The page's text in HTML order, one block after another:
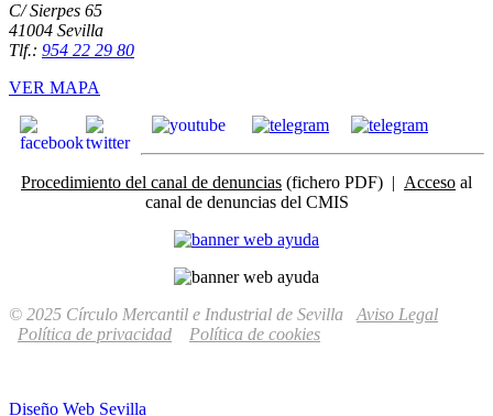
C/ Sierpes 65
41004 Sevilla
Tlf.: 954 22 29 80
VER MAPA
Procedimiento del canal de denuncias (fichero PDF) | Acceso al
canal de denuncias del CMIS
© 2025 Círculo Mercantil e Industrial de Sevilla Aviso Legal
Política de privacidad
Política de cookies
Diseño Web Sevilla